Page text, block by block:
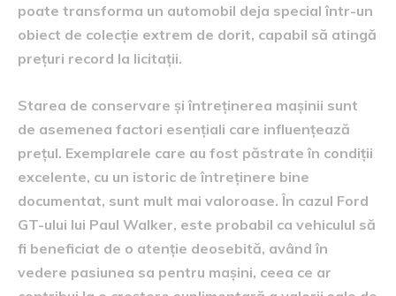
poate transforma un automobil deja special într-un
obiect de colecție extrem de dorit, capabil să atingă
prețuri record la licitații.
Starea de conservare și întreținerea mașinii sunt
de asemenea factori esențiali care influențează
prețul. Exemplarele care au fost păstrate în condiții
excelente, cu un istoric de întreținere bine
documentat, sunt mult mai valoroase. În cazul Ford
GT-ului lui Paul Walker, este probabil ca vehiculul să
fi beneficiat de o atenție deosebită, având în
vedere pasiunea sa pentru mașini, ceea ce ar